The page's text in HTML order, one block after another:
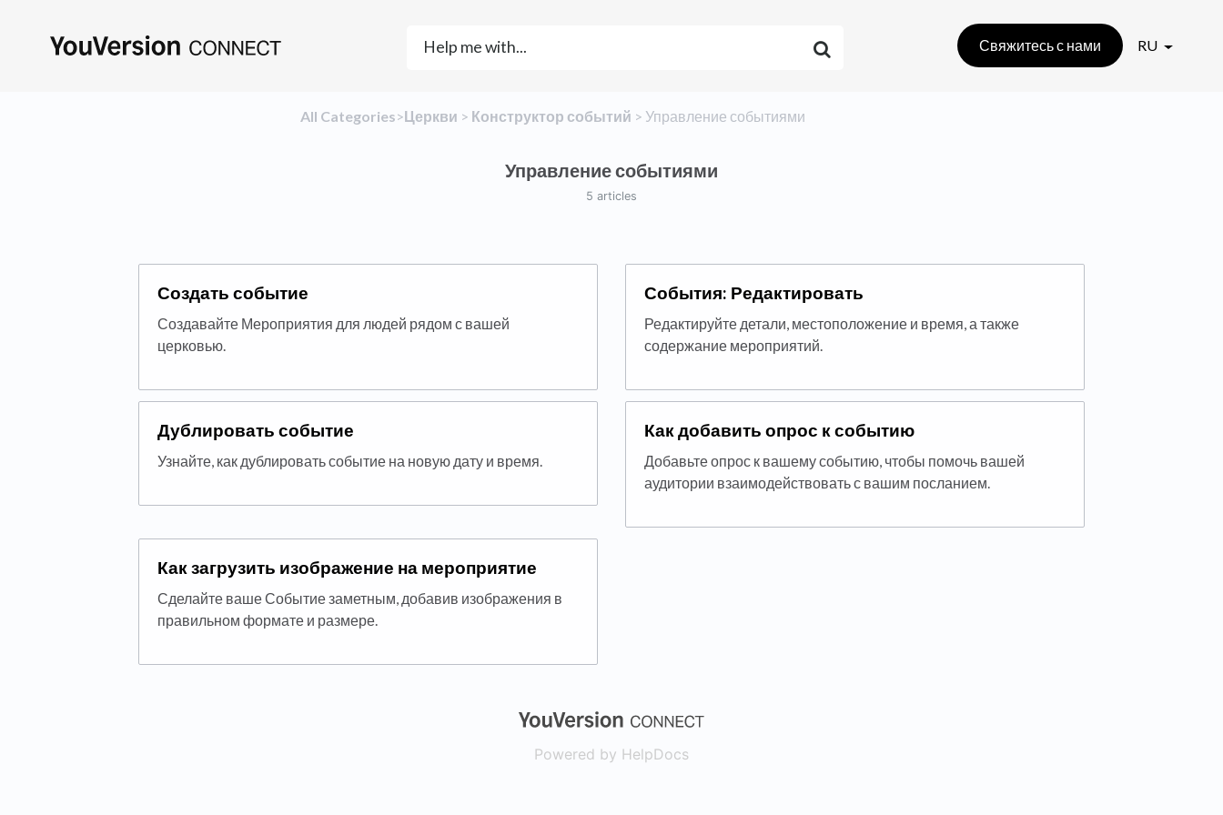
Свяжитесь с нами RU
All Categories​>​​Церкви ​ > ​ ​Конструктор событий ​ > ​ ​Управление событиями
Управление событиями
5 articles
Создать событие
Создавайте Мероприятия для людей рядом с вашей
церковью.
События: Редактировать
Редактируйте детали, местоположение и время, а также
содержание мероприятий.
Дублировать событие
Узнайте, как дублировать событие на новую дату и время.
Как добавить опрос к событию
Добавьте опрос к вашему событию, чтобы помочь вашей
аудитории взаимодействовать с вашим посланием.
Как загрузить изображение на мероприятие
Сделайте ваше Событие заметным, добавив изображения в
правильном формате и размере.
(opens in a new tab)
Powered by HelpDocs